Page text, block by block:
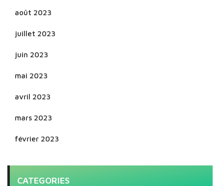
août 2023
juillet 2023
juin 2023
mai 2023
avril 2023
mars 2023
février 2023
CATEGORIES